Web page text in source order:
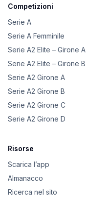
Competizioni
Serie A
Serie A Femminile
Serie A2 Elite – Girone A
Serie A2 Elite – Girone B
Serie A2 Girone A
Serie A2 Girone B
Serie A2 Girone C
Serie A2 Girone D
Risorse
Scarica l’app
Almanacco
Ricerca nel sito